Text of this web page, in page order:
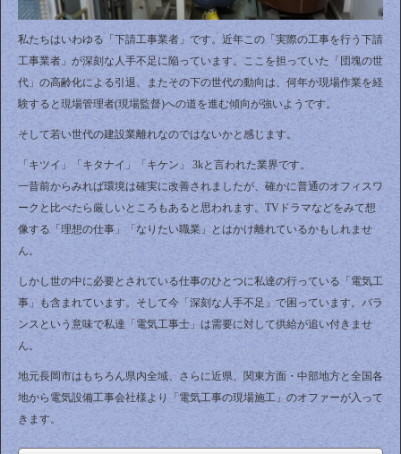
私たちはいわゆる「下請工事業者」です。近年この「実際の工事を行う下請
工事業者」が深刻な人手不足に陥っています。ここを担っていた「団塊の世
代」の高齢化による引退、またその下の世代の動向は、何年か現場作業を経
験すると現場管理者(現場監督)への道を進む傾向が強いようです。
そして若い世代の建設業離れなのではないかと感じます。
「キツイ」「キタナイ」「キケン」 3kと言われた業界です。
一昔前からみれば環境は確実に改善されましたが、確かに普通のオフィスワ
ークと比べたら厳しいところもあると思われます。TVドラマなどをみて想
像する「理想の仕事」「なりたい職業」とはかけ離れているかもしれませ
ん。
しかし世の中に必要とされている仕事のひとつに私達の行っている「電気工
事」も含まれています。そして今「深刻な人手不足」で困っています。バラ
ンスという意味で私達「電気工事士」は需要に対して供給が追い付きませ
ん。
地元長岡市はもちろん県内全域、さらに近県、関東方面・中部地方と全国各
地から電気設備工事会社様より「電気工事の現場施工」のオファーが入って
きます。